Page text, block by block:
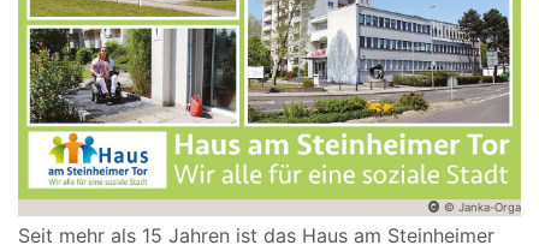
© Janka-Orga
Seit mehr als 15 Jahren ist das Haus am Steinheimer